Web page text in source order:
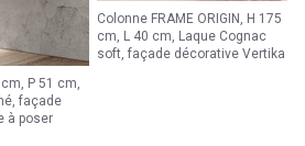
cm, P 51 cm,
façade
à poser
Colonne FRAME ORIGIN, H 175
cm, L 40 cm, Laque Cognac
soft, façade décorative Vertika